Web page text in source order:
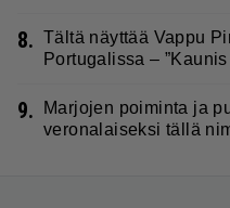
8. Tältä näyttää Vappu
Portugalissa – ”Kaunis
9.
Marjojen poiminta ja
veronalaiseksi tällä